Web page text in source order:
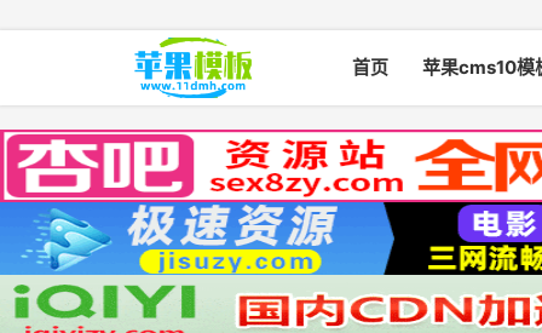
首页 苹果cms10模